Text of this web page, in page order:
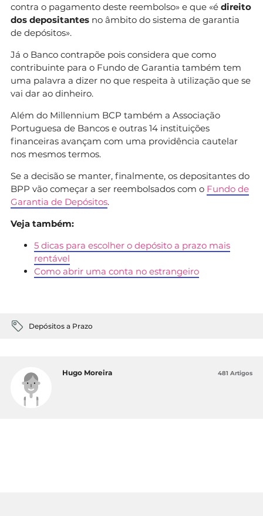
contra o pagamento deste reembolso» e que «é direito
dos depositantes no âmbito do sistema de garantia
de depósitos».
Já o Banco contrapõe pois considera que como
contribuinte para o Fundo de Garantia também tem
uma palavra a dizer no que respeita à utilização que se
vai dar ao dinheiro.
Além do Millennium BCP também a Associação
Portuguesa de Bancos e outras 14 instituições
financeiras avançam com uma providência cautelar
nos mesmos termos.
Se a decisão se manter, finalmente, os depositantes do
BPP vão começar a ser reembolsados com o Fundo de
Garantia de Depósitos.
Veja também:
5 dicas para escolher o depósito a prazo mais
rentável
Como abrir uma conta no estrangeiro
Depósitos a Prazo
Hugo Moreira 481 Artigos